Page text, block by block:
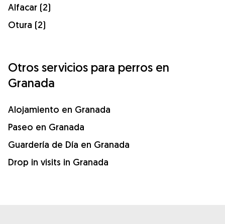
Alfacar (2)
Otura (2)
Otros servicios para perros en
Granada
Alojamiento en Granada
Paseo en Granada
Guardería de Día en Granada
Drop in visits in Granada